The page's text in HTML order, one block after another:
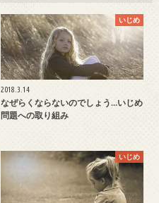
いじめ
2018.3.14
なぜらくならないのでしょう…いじめ
問題への取り組み
いじめ